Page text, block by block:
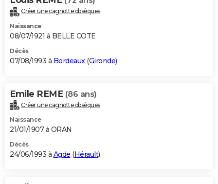
Créer une cagnotte obsèques
Naissance
08/07/1921 à BELLE COTE
Décès
07/08/1993 à Bordeaux (Gironde)
Emile REME (86 ans)
Créer une cagnotte obsèques
Naissance
21/01/1907 à ORAN
Décès
24/06/1993 à Agde (Hérault)